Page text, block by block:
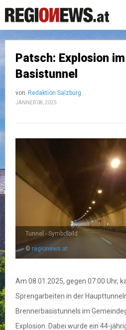
Patsch: Explosion
Basistunnel
von Redaktion Salzburg
JÄNNER 08, 2025
Tunnel - Symbolbild
© regionews.at
Am 08.01.2025, gegen 07:00 Uhr,
Sprengarbeiten in der
Brennerbasistunnels im
Explosion. Dabei wurde ein 44-